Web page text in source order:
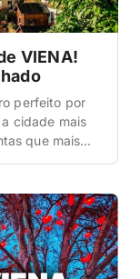
VIENA!
perfeito por
cidade mais
que mais
e uma
comete o